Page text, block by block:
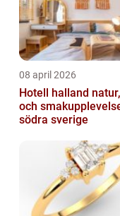
08 april 2026
Hotell halland natur, lugn
och
södra sverige